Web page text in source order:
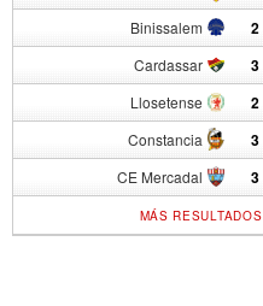
Binissalem 2
Cardassar 3
Llosetense 2
Constancia 3
CE Mercadal 3
MÁS RESULTADOS